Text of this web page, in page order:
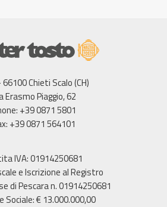
Chieti Scalo (CH)
Erasmo Piaggio, 62
+39 0871 5801
+39 0871 564101
IVA: 01914250681
e Iscrizione al Registro
di Pescara n. 01914250681
Sociale: € 13.000.000,00